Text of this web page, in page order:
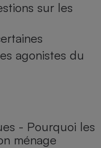
sur les
agonistes du
- Pourquoi les
ménage